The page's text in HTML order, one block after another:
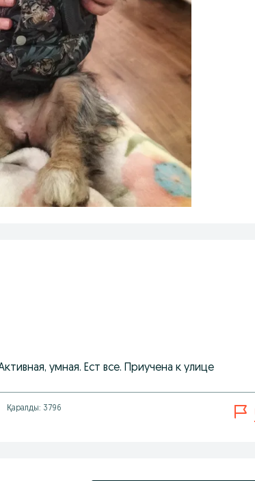
умная. Ест все. Приучена к улице
Қаралды: 3796